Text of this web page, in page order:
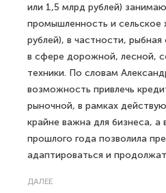
или 1,5 млрд рублей)
промышленность и сельское
рублей), в частности,
в сфере дорожной, лесной,
техники. По словам
возможность привлечь
рыночной, в рамках
крайне важна для бизнеса,
прошлого года позволила
адаптироваться и
ДАЛЕЕ